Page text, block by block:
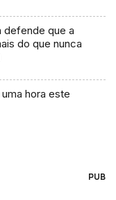
defende que a
do que nunca
hora este
PUB